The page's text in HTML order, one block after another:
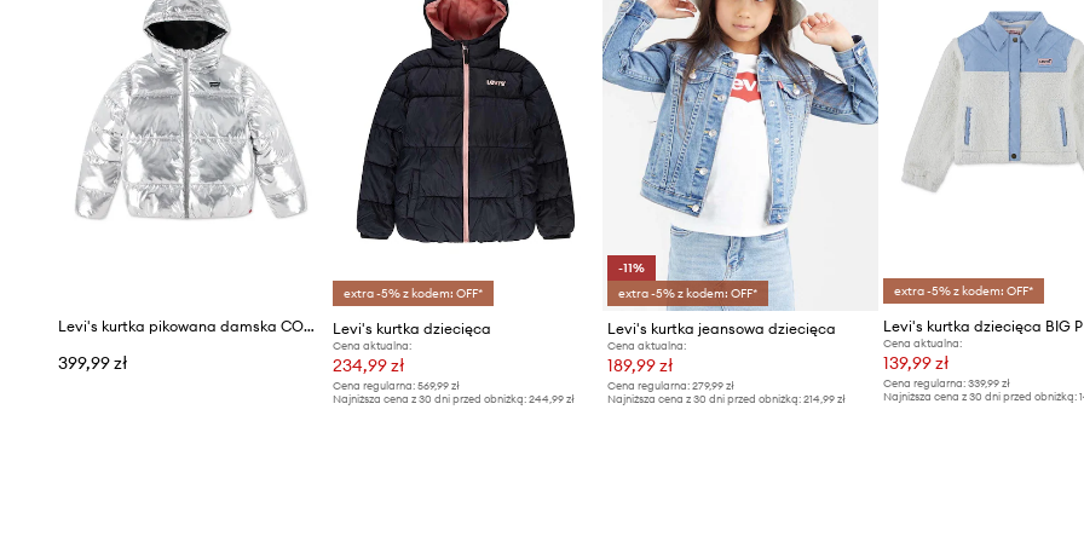
Levi's kurtka pikowana damska CORE BATWING PUFFER
399,99 zł
extra -5% z kodem: OFF*
Levi's kurtka dziecięca
Cena aktualna:
234,99 zł
Cena regularna:569,99 zł
Najniższa cena z 30 dni przed obniżką:244,99 zł
-11%
extra -5% z kodem: OFF*
Levi's kurtka jeansowa dziecięca
Cena aktualna:
189,99 zł
Cena regularna: 279,99 zł
Najniższa cena z 30 dni przed obniżką: 214,99 zł
extra -5% z kodem: OFF*
Cena aktualna:
139,99 zł
Cena regularna: 339,99 zł
Najniższa cena z 30 dni przed obniżką: